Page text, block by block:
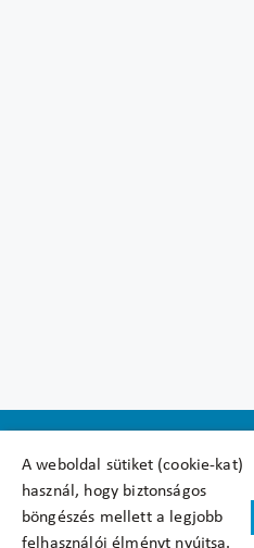
A weboldal sütiket (cookie-kat)
használ, hogy biztonságos
böngészés mellett a legjobb
felhasználói élményt nyújtsa.